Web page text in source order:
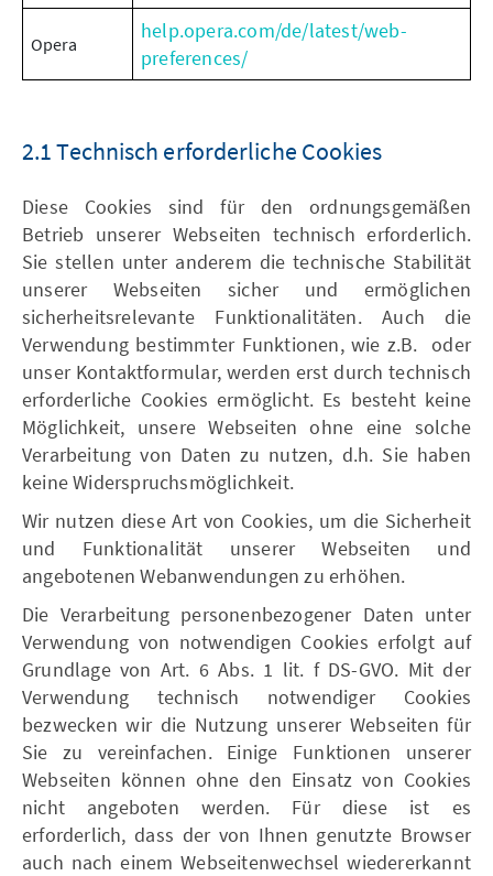
Opera
help.opera.com/de/latest/web-
preferences/
2.1 Technisch erforderliche Cookies
Diese Cookies sind für den ordnungsgemäßen
Betrieb unserer Webseiten technisch erforderlich.
Sie stellen unter anderem die technische Stabilität
unserer Webseiten sicher und ermöglichen
sicherheitsrelevante Funktionalitäten. Auch die
Verwendung bestimmter Funktionen, wie z.B. oder
unser Kontaktformular, werden erst durch technisch
erforderliche Cookies ermöglicht. Es besteht keine
Möglichkeit, unsere Webseiten ohne eine solche
Verarbeitung von Daten zu nutzen, d.h. Sie haben
keine Widerspruchsmöglichkeit.
Wir nutzen diese Art von Cookies, um die Sicherheit
und Funktionalität unserer Webseiten und
angebotenen Webanwendungen zu erhöhen.
Die Verarbeitung personenbezogener Daten unter
Verwendung von notwendigen Cookies erfolgt auf
Grundlage von Art. 6 Abs. 1 lit. f DS-GVO. Mit der
Verwendung technisch notwendiger Cookies
bezwecken wir die Nutzung unserer Webseiten für
Sie zu vereinfachen. Einige Funktionen unserer
Webseiten können ohne den Einsatz von Cookies
nicht angeboten werden. Für diese ist es
erforderlich, dass der von Ihnen genutzte Browser
auch nach einem Webseitenwechsel wiedererkannt